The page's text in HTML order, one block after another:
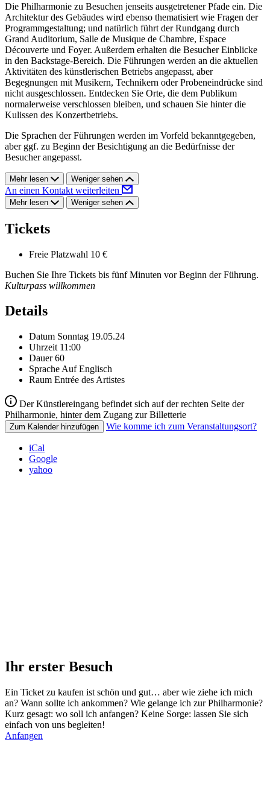
Die Philharmonie zu Besuchen jenseits ausgetretener Pfade ein. Die
Architektur des Gebäudes wird ebenso thematisiert wie Fragen der
Programmgestaltung; und natürlich führt der Rundgang durch
Grand Auditorium, Salle de Musique de Chambre, Espace
Découverte und Foyer. Außerdem erhalten die Besucher Einblicke
in den Backstage-Bereich. Die Führungen werden an die aktuellen
Aktivitäten des künstlerischen Betriebs angepasst, aber
Begegnungen mit Musikern, Technikern oder Probeneindrücke sind
nicht ausgeschlossen. Entdecken Sie Orte, die dem Publikum
normalerweise verschlossen bleiben, und schauen Sie hinter die
Kulissen des Konzertbetriebs.
Die Sprachen der Führungen werden im Vorfeld bekanntgegeben,
aber ggf. zu Beginn der Besichtigung an die Bedürfnisse der
Besucher angepasst.
Mehr lesen Weniger sehen
An einen Kontakt weiterleiten
Mehr lesen Weniger sehen
Tickets
Freie Platzwahl 10 €
Buchen Sie Ihre Tickets bis fünf Minuten vor Beginn der Führung.
Kulturpass willkommen
Details
Datum Sonntag 19.05.24
Uhrzeit 11:00
Dauer 60
Sprache Auf Englisch
Raum Entrée des Artistes
Der Künstlereingang befindet sich auf der rechten Seite der
Philharmonie, hinter dem Zugang zur Billetterie
Zum Kalender hinzufügen Wie komme ich zum Veranstaltungsort?
iCal
Google
yahoo
Ihr erster Besuch
Ein Ticket zu kaufen ist schön und gut… aber wie ziehe ich mich
an? Wann sollte ich ankommen? Wie gelange ich zur Philharmonie?
Kurz gesagt: wo soll ich anfangen? Keine Sorge: lassen Sie sich
einfach von uns begleiten!
Anfangen